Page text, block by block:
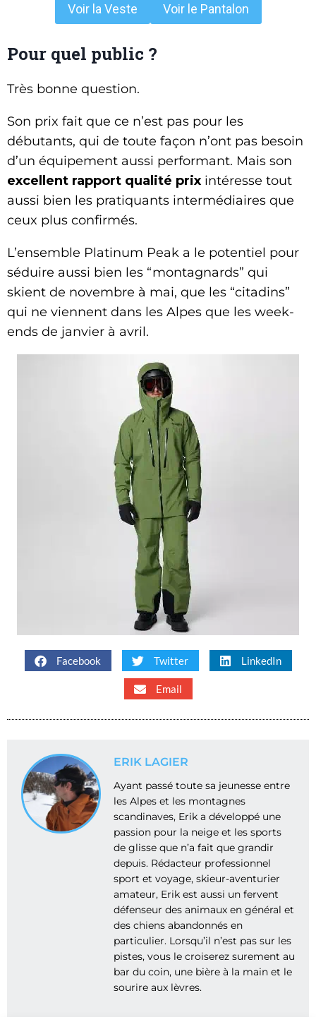
Voir la Veste Voir le Pantalon
Pour quel public ?
Très bonne question.
Son prix fait que ce n’est pas pour les
débutants, qui de toute façon n’ont pas besoin
d’un équipement aussi performant. Mais son
excellent rapport qualité prix intéresse tout
aussi bien les pratiquants intermédiaires que
ceux plus confirmés.
L’ensemble Platinum Peak a le potentiel pour
séduire aussi bien les “montagnards” qui
skient de novembre à mai, que les “citadins”
qui ne viennent dans les Alpes que les week-
ends de janvier à avril.
Facebook Twitter LinkedIn
Email
ERIK LAGIER
Ayant passé toute sa jeunesse entre
les Alpes et les montagnes
scandinaves, Erik a développé une
passion pour la neige et les sports
de glisse que n’a fait que grandir
depuis. Rédacteur professionnel
sport et voyage, skieur-aventurier
amateur, Erik est aussi un fervent
défenseur des animaux en général et
des chiens abandonnés en
particulier. Lorsqu’il n’est pas sur les
pistes, vous le croiserez surement au
bar du coin, une bière à la main et le
sourire aux lèvres.